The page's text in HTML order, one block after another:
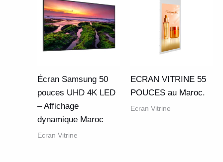
Écran Samsung 50
pouces UHD 4K LED
– Affichage
dynamique Maroc
Ecran Vitrine
ECRAN VITRINE 55
POUCES au Maroc.
Ecran Vitrine